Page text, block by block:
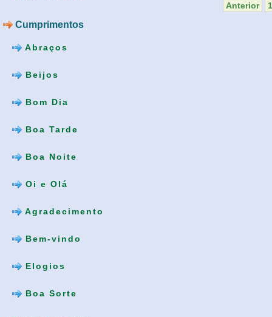
Cumprimentos
Abraços
Beijos
Bom Dia
Boa Tarde
Boa Noite
Oi e Olá
Agradecimento
Bem-vindo
Elogios
Boa Sorte
Anterior 1